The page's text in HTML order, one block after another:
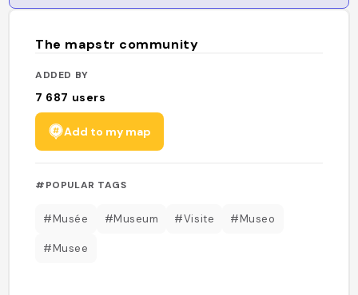
The mapstr community
ADDED BY
7 687 users
Add to my map
#POPULAR TAGS
#Musée #Museum #Visite #Museo
#Musee